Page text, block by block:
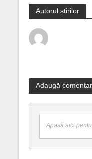
Autorul știrilor
Adaugă
Apasă aici